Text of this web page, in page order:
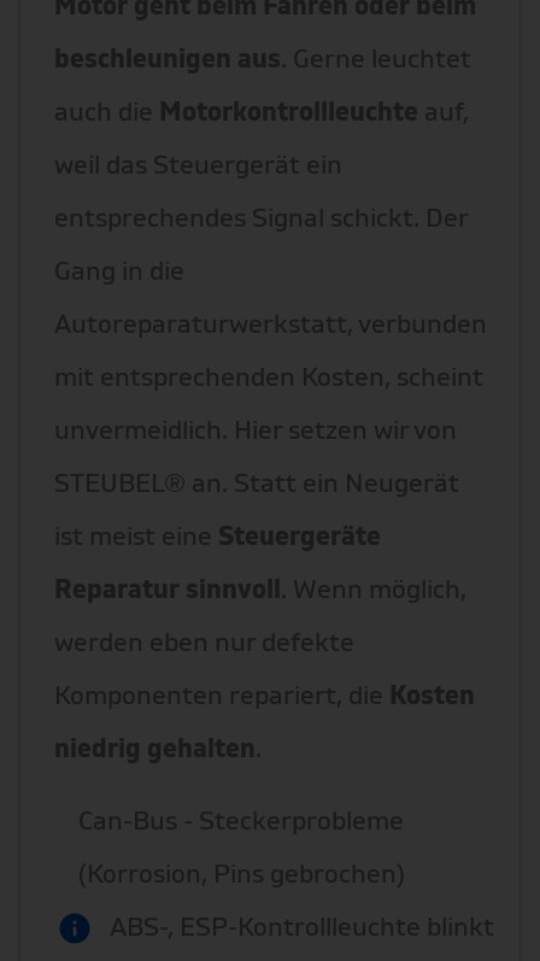
beschleunigen aus. Gerne leuchtet
auch die Motorkontrollleuchte auf,
weil das Steuergerät ein
entsprechendes Signal schickt. Der
Gang in die
Autoreparaturwerkstatt, verbunden
mit entsprechenden Kosten, scheint
unvermeidlich. Hier setzen wir von
STEUBEL® an. Statt ein Neugerät
ist meist eine Steuergeräte
Reparatur sinnvoll. Wenn möglich,
werden eben nur defekte
Komponenten repariert, die Kosten
niedrig gehalten.
Can-Bus - Steckerprobleme
(Korrosion, Pins gebrochen)
ABS-, ESP-Kontrollleuchte blinkt